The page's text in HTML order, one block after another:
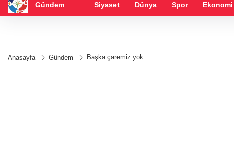
Gündem Siyaset Dünya Spor Ekonomi
Anasayfa Gündem Başka çaremiz yok